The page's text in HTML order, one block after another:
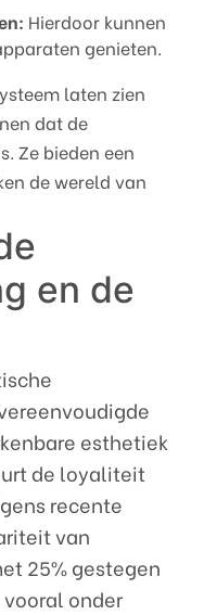
Hierdoor kunnen
genieten.
laten zien
dat de
Ze bieden een
de wereld van
en de
esthetiek
de loyaliteit
recente
van
25% gestegen
onder